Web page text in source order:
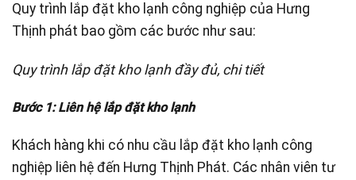
Quy trình lắp đặt kho lạnh công nghiệp của Hưng
Thịnh phát bao gồm các bước như sau:
Quy trình lắp đặt kho lạnh đầy đủ, chi tiết
Bước 1: Liên hệ lắp đặt kho lạnh
Khách hàng khi có nhu cầu lắp đặt kho lạnh công
nghiệp liên hệ đến Hưng Thịnh Phát. Các nhân viên tư